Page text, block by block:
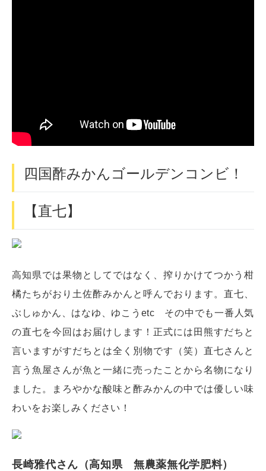
四国酢みかんゴールデンコンビ！
【直七】
高知県では果物としてではなく、搾りかけてつかう柑
橘たちがおり土佐酢みかんと呼んでおります。直七、
ぶしゅかん、はなゆ、ゆこうetc その中でも一番人気
の直七を今回はお届けします！正式には田熊すだちと
言いますがすだちとは全く別物です（笑）直七さんと
言う魚屋さんが魚と一緒に売ったことから名物になり
ました。まろやかな酸味と酢みかんの中では優しい味
わいをお楽しみください！
長崎雅代さん（高知県 無農薬無化学肥料）